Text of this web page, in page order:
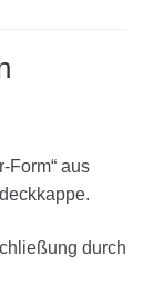
Form“ aus
durch